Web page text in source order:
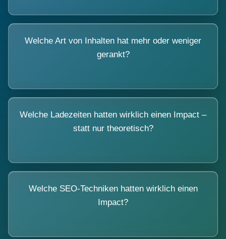
Welche Art von Inhalten hat mehr oder weniger
gerankt?
Welche Ladezeiten hatten wirklich einen Impact –
statt nur theoretisch?
Welche SEO-Techniken hatten wirklich einen
Impact?